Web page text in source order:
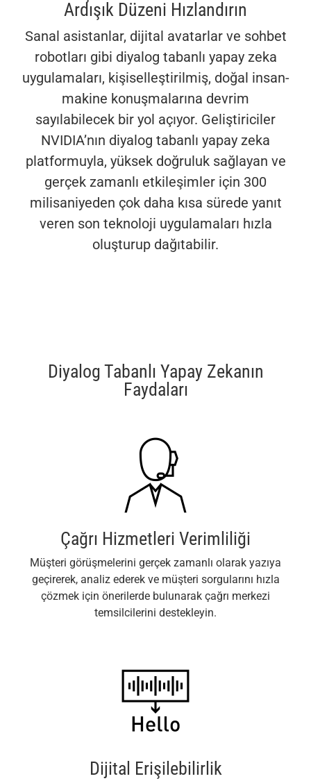
ÇÖZÜMLERİMİZ
KURUMSAL
BLOG
İLETİŞİM
Ardışık Düzeni Hızlandırın
Sanal asistanlar, dijital avatarlar ve sohbet
robotları gibi diyalog tabanlı yapay zeka
uygulamaları, kişiselleştirilmiş, doğal insan-
makine konuşmalarına devrim
sayılabilecek bir yol açıyor. Geliştiriciler
NVIDIA’nın diyalog tabanlı yapay zeka
platformuyla, yüksek doğruluk sağlayan ve
gerçek zamanlı etkileşimler için 300
milisaniyeden çok daha kısa sürede yanıt
veren son teknoloji uygulamaları hızla
oluşturup dağıtabilir.
Diyalog Tabanlı Yapay Zekanın
Faydaları
Çağrı Hizmetleri Verimliliği
Müşteri görüşmelerini gerçek zamanlı olarak yazıya
geçirerek, analiz ederek ve müşteri sorgularını hızla
çözmek için önerilerde bulunarak çağrı merkezi
temsilcilerini destekleyin.
Dijital Erişilebilirlik